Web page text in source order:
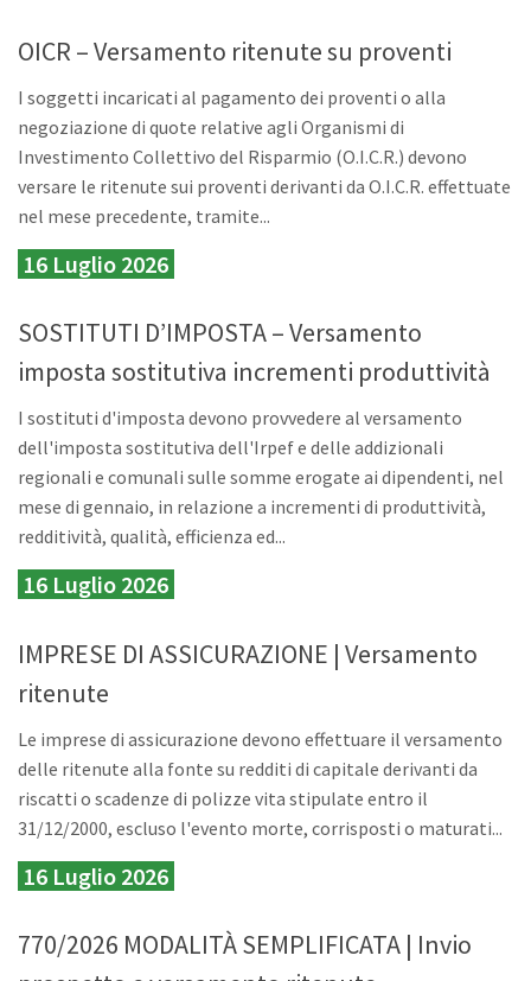
OICR – Versamento ritenute su proventi
I soggetti incaricati al pagamento dei proventi o alla
negoziazione di quote relative agli Organismi di
Investimento Collettivo del Risparmio (O.I.C.R.) devono
versare le ritenute sui proventi derivanti da O.I.C.R. effettuate
nel mese precedente, tramite...
16 Luglio 2026
SOSTITUTI D’IMPOSTA – Versamento
imposta sostitutiva incrementi produttività
I sostituti d'imposta devono provvedere al versamento
dell'imposta sostitutiva dell'Irpef e delle addizionali
regionali e comunali sulle somme erogate ai dipendenti, nel
mese di gennaio, in relazione a incrementi di produttività,
redditività, qualità, efficienza ed...
16 Luglio 2026
IMPRESE DI ASSICURAZIONE | Versamento
ritenute
Le imprese di assicurazione devono effettuare il versamento
delle ritenute alla fonte su redditi di capitale derivanti da
riscatti o scadenze di polizze vita stipulate entro il
31/12/2000, escluso l'evento morte, corrisposti o maturati...
16 Luglio 2026
770/2026 MODALITÀ SEMPLIFICATA | Invio